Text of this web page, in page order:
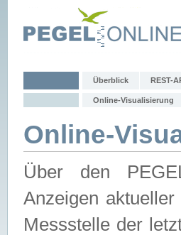
Überblick REST-
Online-Visualisierung
Online-
Über den
Anzeigen
Messstelle der